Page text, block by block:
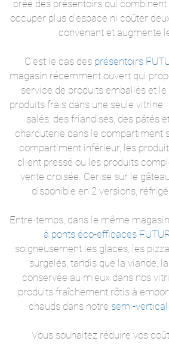
créé des présentoirs qui
occuper plus d'espace ni coûter
convenant et augmente
C'est le cas des présentoirs
magasin récemment ouvert qui
service de produits emballés et
produits frais dans une seule
salés, des friandises, des pâtés
charcuterie dans le compartiment
compartiment inférieur, les
client pressé ou les produits
vente croisée. Cerise sur le
disponible en 2 versions,
Entre-temps, dans le même
à ponts éco-efficaces
soigneusement les glaces, les
surgelés, tandis que la viande,
conservée au mieux dans nos
produits fraîchement rôtis à
chauds dans notre semi-
Vous souhaitez réduire vos